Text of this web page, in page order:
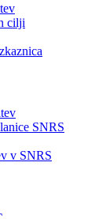
cilji
SNRS
v SNRS